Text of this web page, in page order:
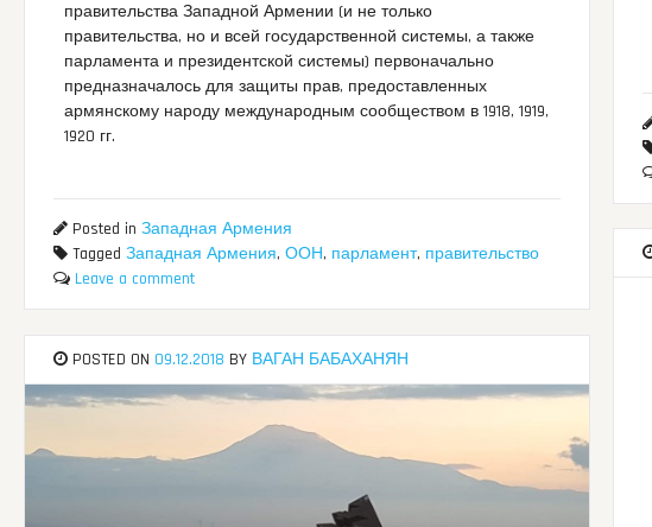
правительства Западной Армении (и не только
правительства, но и всей государственной системы, а также
парламента и президентской системы) первоначально
предназначалось для защиты прав, предоставленных
армянскому народу международным сообществом в 1918, 1919,
1920 гг.
Posted in Западная Армения
Tagged Западная Армения, ООН, парламент, правительство
Leave a comment
POSTED ON 09.12.2018 BY ВАГАН БАБАХАНЯН